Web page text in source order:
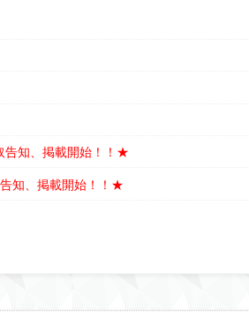
告知、掲載開始！！★
知、掲載開始！！★